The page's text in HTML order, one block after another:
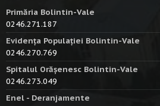
Primăria Bolintin-Vale
0246.271.187
Evidența Populației Bolintin-Vale
0246.270.769
Spitalul Orășenesc Bolintin-Vale
0246.273.049
Enel - Deranjamente